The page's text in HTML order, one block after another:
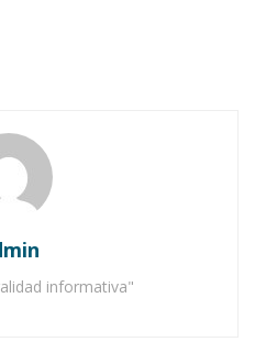
J. Nieves
partidos
Verde Ecologista y
informativa"